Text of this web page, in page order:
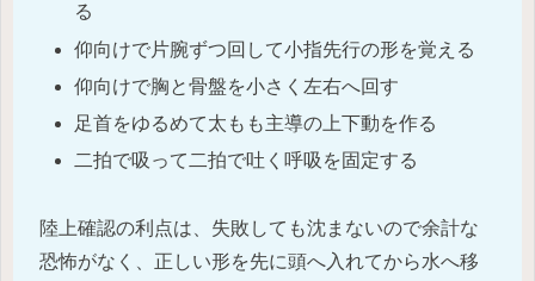
る
仰向けで片腕ずつ回して小指先行の形を覚える
仰向けで胸と骨盤を小さく左右へ回す
足首をゆるめて太もも主導の上下動を作る
二拍で吸って二拍で吐く呼吸を固定する
陸上確認の利点は、失敗しても沈まないので余計な
恐怖がなく、正しい形を先に頭へ入れてから水へ移